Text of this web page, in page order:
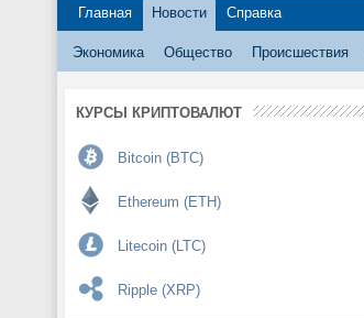
Главная Новости Справка
Экономика Общество Происшествия
КУРСЫ КРИПТОВАЛЮТ
Bitcoin (BTC)
Ethereum (ETH)
Litecoin (LTC)
Ripple (XRP)